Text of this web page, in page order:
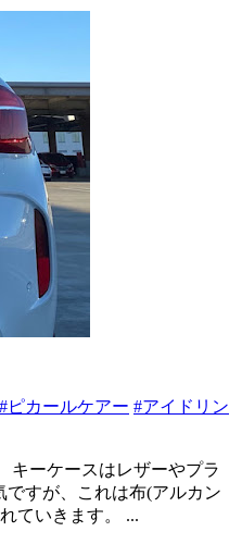
#ピカールケアー #アイドリン
キーケースはレザーやプラ
すが、これは布(アルカン
ていきます。 ...